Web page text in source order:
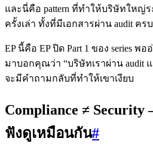
และนี่คือ pattern ที่ทำให้บริษัทใหญ่ร
ครั้งเล่า ทั้งที่มีเอกสารผ่าน audit คร
EP นี้คือ EP ปิด Part 1 ของ series พ
มาบอกคุณว่า “บริษัทเราผ่าน
จะมีคำถามกลับที่ทำให้เขาเงียบ
Compliance ≠
ฟังดูเหมือนกัน#